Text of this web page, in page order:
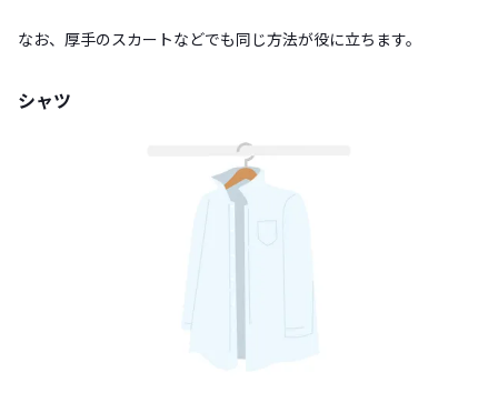
なお、厚手のスカートなどでも同じ方法が役に立ちます。
シャツ